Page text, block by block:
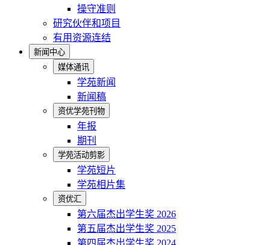
操守准则
研究伙伴和项目
有用资源连结
新闻中心
媒体通讯
学苑新闻
新闻稿
资优学苑刊物
年报
期刊
学苑活动剪影
学苑短片
学苑相片集
资优汇
第六届杰出学生奖 2026
第五届杰出学生奖 2025
第四届杰出学生奖 2024